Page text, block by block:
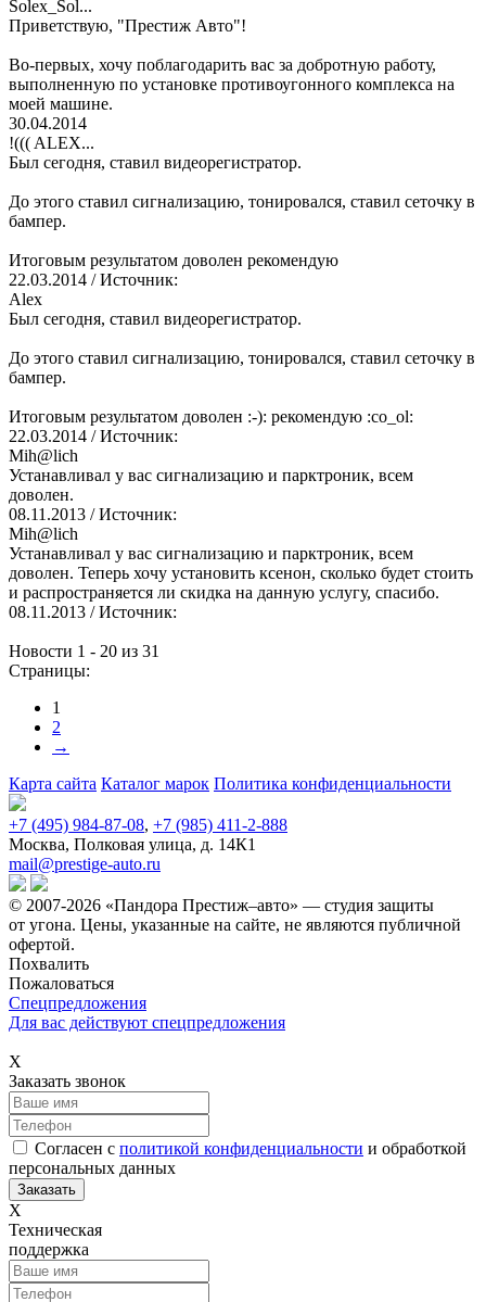
Solex_Sol...
Приветствую, "Престиж Авто"!
Во-первых, хочу поблагодарить вас за добротную работу,
выполненную по установке противоугонного комплекса на
моей машине.
30.04.2014
!((( ALEX...
Был сегодня, ставил видеорегистратор.
До этого ставил сигнализацию, тонировался, ставил сеточку в
бампер.
Итоговым результатом доволен рекомендую
22.03.2014 / Источник:
Alex
Был сегодня, ставил видеорегистратор.
До этого ставил сигнализацию, тонировался, ставил сеточку в
бампер.
Итоговым результатом доволен :-): рекомендую :co_ol:
22.03.2014 / Источник:
Mih@lich
Устанавливал у вас сигнализацию и парктроник, всем
доволен.
08.11.2013 / Источник:
Mih@lich
Устанавливал у вас сигнализацию и парктроник, всем
доволен. Теперь хочу установить ксенон, сколько будет стоить
и распространяется ли скидка на данную услугу, спасибо.
08.11.2013 / Источник:
Новости 1 - 20 из 31
Страницы:
1
2
→
Карта сайта Каталог марок Политика конфиденциальности
+7 (495) 984-87-08, +7 (985) 411-2-888
Москва, Полковая улица, д. 14К1
mail@prestige-auto.ru
© 2007-2026 «Пандора Престиж–авто» — студия защиты
от угона. Цены, указанные на сайте, не являются публичной
офертой.
Похвалить
Пожаловаться
Спецпредложения
Для вас действуют спецпредложения
Х
Заказать звонок
Согласен с политикой конфиденциальности и обработкой
персональных данных
Х
Техническая
поддержка